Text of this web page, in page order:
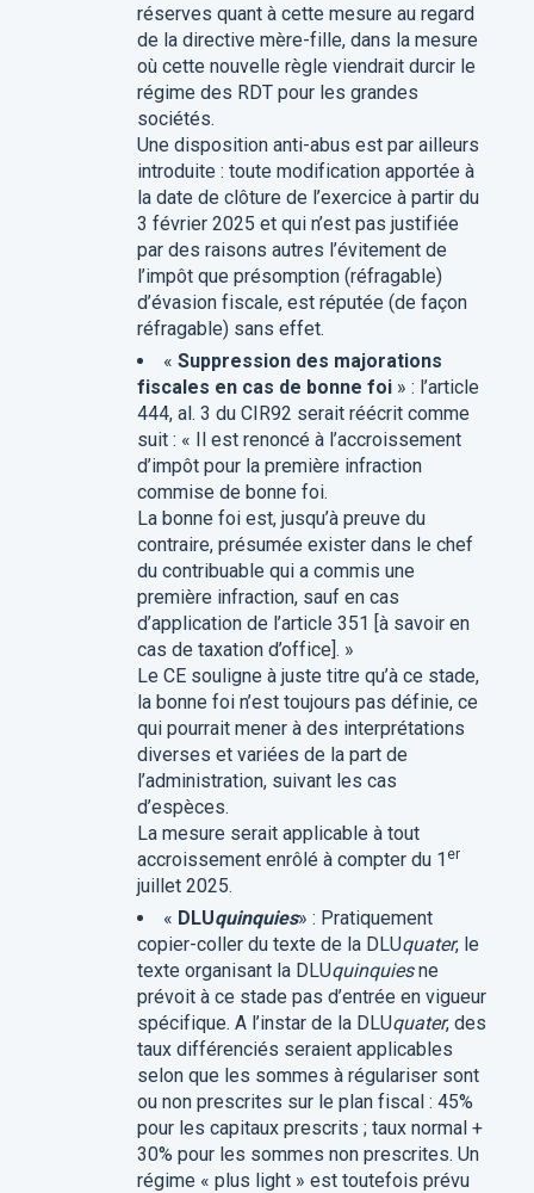
réserves quant à cette mesure au regard
de la directive mère-fille, dans la mesure
où cette nouvelle règle viendrait durcir le
régime des RDT pour les grandes
sociétés.
Une disposition anti-abus est par ailleurs
introduite : toute modification apportée à
la date de clôture de l’exercice à partir du
3 février 2025 et qui n’est pas justifiée
par des raisons autres l’évitement de
l’impôt que présomption (réfragable)
d’évasion fiscale, est réputée (de façon
réfragable) sans effet.
« Suppression des majorations
fiscales en cas de bonne foi» : l’article
444, al. 3 du CIR92 serait réécrit comme
suit : « Il est renoncé à l’accroissement
d’impôt pour la première infraction
commise de bonne foi.
La bonne foi est, jusqu’à preuve du
contraire, présumée exister dans le chef
du contribuable qui a commis une
première infraction, sauf en cas
d’application de l’article 351 [à savoir en
cas de taxation d’office]. »
Le CE souligne à juste titre qu’à ce stade,
la bonne foi n’est toujours pas définie, ce
qui pourrait mener à des interprétations
diverses et variées de la part de
l’administration, suivant les cas
d’espèces.
La mesure serait applicable à tout
accroissement enrôlé à compter du 1 er
juillet 2025.
« DLUquinquies» : Pratiquement
copier-coller du texte de la DLUquater, le
texte organisant la DLUquinquiesne
prévoit à ce stade pas d’entrée en vigueur
spécifique. A l’instar de la DLUquater, des
taux différenciés seraient applicables
selon que les sommes à régulariser sont
ou non prescrites sur le plan fiscal : 45%
pour les capitaux prescrits ; taux normal +
30% pour les sommes non prescrites. Un
régime « plus light » est toutefois prévu